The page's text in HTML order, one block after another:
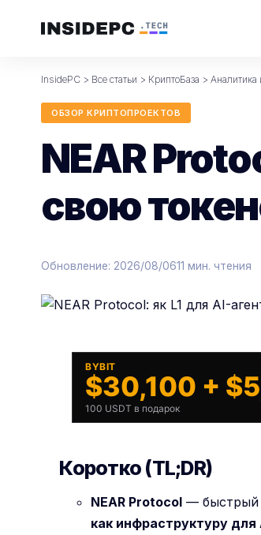
InsidePC > Все статьи > КриптоБаза > Аналитика
ОБЗОР КРИПТОПРОЕКТОВ
NEAR
свою
Обновление: 2026/08/0611 мин. чтения
BYBIT
$30,100 +
100 USDT в подарок
Коротко (TL;DR)
NEAR Protocol — быстрый
как инфраструктуру для